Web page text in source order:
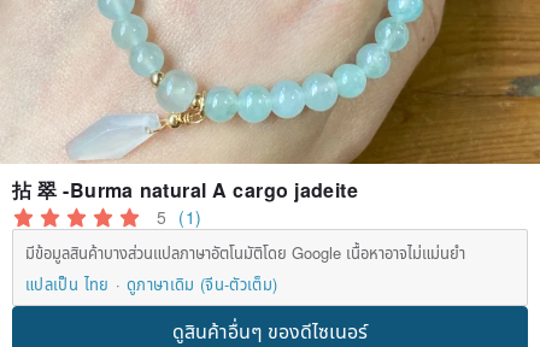
拈 翠 -Burma natural A cargo jadeite
5 (1)
มีข้อมูลสินค้าบางส่วนแปลภาษาอัตโนมัติโดย Google เนื้อหาอาจไม่แม่นยำ
แปลเป็น ไทย
ดูภาษาเดิม (จีน-ตัวเต็ม)
ดูสินค้าอื่นๆ ของดีไซเนอร์